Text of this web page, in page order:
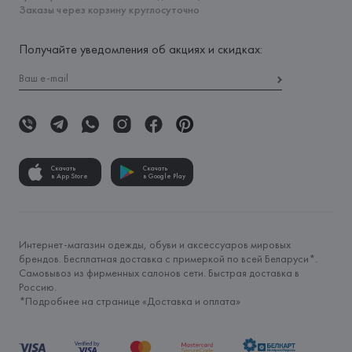
Заказы через корзину круглосуточно
Получайте уведомления об акциях и скидках:
Скачать
в App Store
Скачать
в Google Play
Интернет-магазин одежды, обуви и аксессуаров мировых
брендов. Бесплатная доставка с примеркой по всей Беларуси*.
Самовывоз из фирменных салонов сети. Быстрая доставка в
Россию.
*Подробнее на странице «Доставка и оплата»